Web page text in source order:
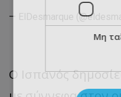
— ElDesmarque
Ο Ισπανός
Μη